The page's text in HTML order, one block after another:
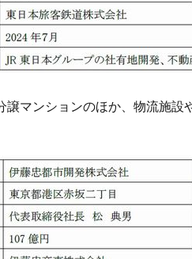
譲マンションのほか、物流施